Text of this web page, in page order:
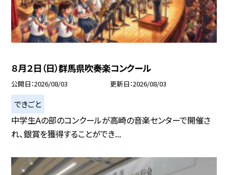
８月２日（日）群馬県吹奏楽コンクール
公開日 2026/08/03 更新日 2026/08/03
できごと
中学生Aの部のコンクールが高崎の音楽センターで開催さ
れ、銀賞を獲得することができ...